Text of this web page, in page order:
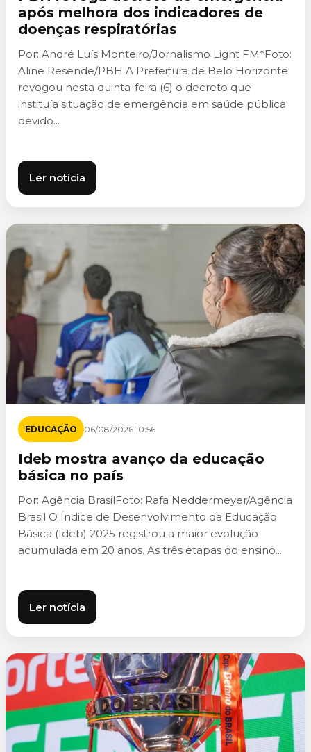
após melhora dos indicadores de
doenças respiratórias
Por: André Luís Monteiro/Jornalismo Light FM*Foto:
Aline Resende/PBH A Prefeitura de Belo Horizonte
revogou nesta quinta-feira (6) o decreto que
instituía situação de emergência em saúde pública
devido...
Ler notícia
EDUCAÇÃO 06/08/2026 10:56
Ideb mostra avanço da educação
básica no país
Por: Agência BrasilFoto: Rafa Neddermeyer/Agência
Brasil O Índice de Desenvolvimento da Educação
Básica (Ideb) 2025 registrou a maior evolução
acumulada em 20 anos. As três etapas do ensino...
Ler notícia